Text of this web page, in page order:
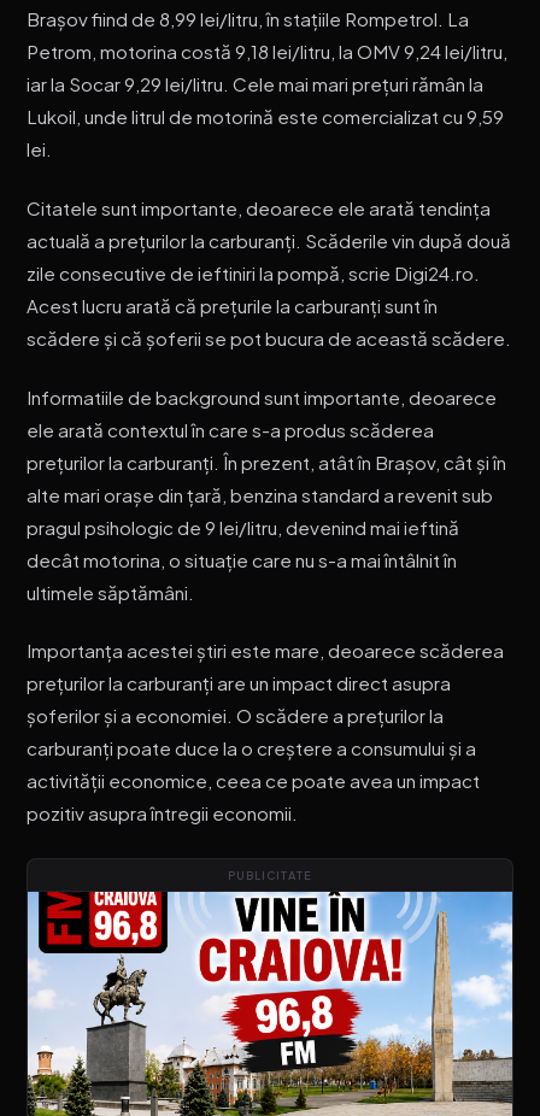
Brașov fiind de 8,99 lei/litru, în stațiile Rompetrol. La
Petrom, motorina costă 9,18 lei/litru, la OMV 9,24 lei/litru,
iar la Socar 9,29 lei/litru. Cele mai mari prețuri rămân la
Lukoil, unde litrul de motorină este comercializat cu 9,59
lei.
Citatele sunt importante, deoarece ele arată tendința
actuală a prețurilor la carburanți. Scăderile vin după două
zile consecutive de ieftiniri la pompă, scrie Digi24.ro.
Acest lucru arată că prețurile la carburanți sunt în
scădere și că șoferii se pot bucura de această scădere.
Informatiile de background sunt importante, deoarece
ele arată contextul în care s-a produs scăderea
prețurilor la carburanți. În prezent, atât în Brașov, cât și în
alte mari orașe din țară, benzina standard a revenit sub
pragul psihologic de 9 lei/litru, devenind mai ieftină
decât motorina, o situație care nu s-a mai întâlnit în
ultimele săptămâni.
Importanța acestei știri este mare, deoarece scăderea
prețurilor la carburanți are un impact direct asupra
șoferilor și a economiei. O scădere a prețurilor la
carburanți poate duce la o creștere a consumului și a
activității economice, ceea ce poate avea un impact
pozitiv asupra întregii economii.
PUBLICITATE